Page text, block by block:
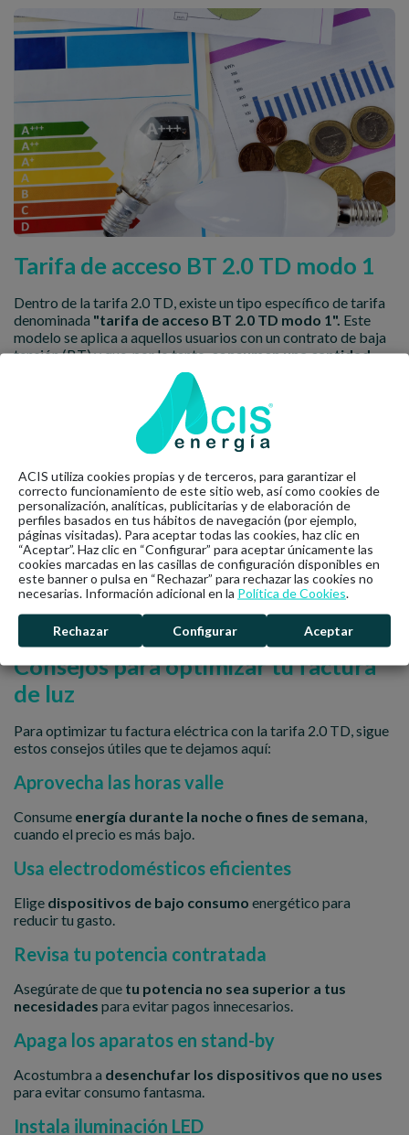
Tarifa de acceso BT 2.0 TD modo 1
Dentro de la tarifa 2.0 TD, existe un tipo específico de tarifa
denominada "tarifa de acceso BT 2.0 TD modo 1". Este
modelo se aplica a aquellos usuarios con un contrato de baja
tensión (BT) y que, por lo tanto,consumen una cantidad
moderada de electricidad.
¿Qué implica el modo 1 en la tarifa BT 2.0 TD?
El modo 1 de la tarifa BT 2.0 TD se refiere a la modalidad de
acceso que los usuarios pueden contratar según su consumo.
El"modo 1" está diseñado para usuarios cuyo consumo
no supera los 10 kW de potencia contratada. Esto hace
que se les apliquen los precios establecidos en la tarifa 2.0
TD, con los beneficios de poder ajustar su consumo a las
horas más económicas.
Esta modalidad resultaideal para hogares y pequeños
negocios quebuscan aprovechar las ventajasde los
precios variables según la franja horaria, sin tener que
preocuparse por costes adicionales o tarifas más complejas.
Consejos para optimizar tu factura
de luz
Para optimizar tu factura eléctrica con la tarifa 2.0 TD, sigue
estos consejos útiles que te dejamos aquí:
Aprovecha las horas valle
Consume energía durante la noche o fines de semana,
cuando el precio es más bajo.
Usa electrodomésticos eficientes
Elige dispositivos de bajo consumo energético para
reducir tu gasto.
Revisa tu potencia contratada
Asegúrate de que tu potencia no sea superior a tus
necesidades para evitar pagos innecesarios.
Apaga los aparatos en stand-by
Acostumbra a desenchufar los dispositivos que no uses
para evitar consumo fantasma.
Instala iluminación LED
ACIS utiliza cookies propias y de terceros, para garantizar el
correcto funcionamiento de este sitio web, así como cookies de
personalización, analíticas, publicitarias y de elaboración de
perfiles basados en tus hábitos de navegación (por ejemplo,
páginas visitadas). Para aceptar todas las cookies, haz clic en
“Aceptar”. Haz clic en “Configurar” para aceptar únicamente las
cookies marcadas en las casillas de configuración disponibles en
este banner o pulsa en “Rechazar” para rechazar las cookies no
necesarias. Información adicional en la Política de Cookies.
Rechazar Configurar Aceptar